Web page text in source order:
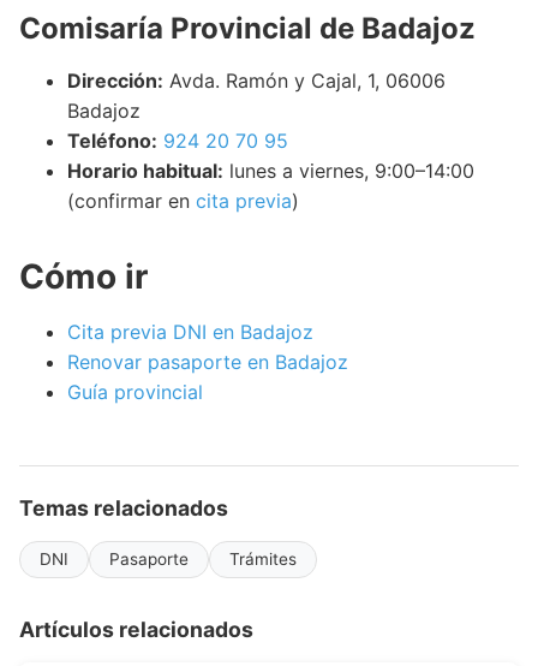
Comisaría Provincial de Badajoz
Dirección: Avda. Ramón y Cajal, 1, 06006
Badajoz
Teléfono: 924 20 70 95
Horario habitual: lunes a viernes, 9:00–14:00
(confirmar en cita previa)
Cómo ir
Cita previa DNI en Badajoz
Renovar pasaporte en Badajoz
Guía provincial
Temas relacionados
DNI Pasaporte Trámites
Artículos relacionados